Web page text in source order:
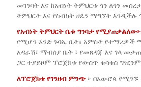
መገንባት እና ከአብነት ትምህርቱ ጎን ለጎን
ትምህርት እና የስብከት ዘዴን ማግኘት እንዲችሉ
የአብነት ትምህርት ቤቱ ግንባታ የሚያጠቃልለው፦
የሚሆን አንድ ጉባኤ ቤት፤ አምስት የተማሪዎች
አዳራሽ፣ ማብሰያ ቤት ፣ የመጸዳጃ እና ገላ
ጋር ተያይዞም ፕሮጀክቱ የውስጥ ቁሳቁስ ግዢንም
ለፕሮጀክቱ የገንዘብ ምንጭ፦ በአውሮጳ የሚገኙ